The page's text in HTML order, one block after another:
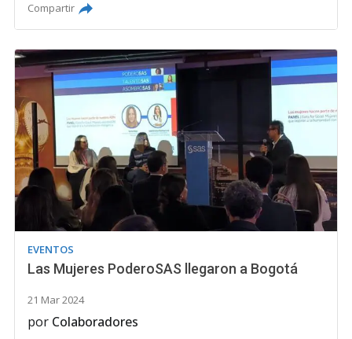
Compartir
EVENTOS
Las Mujeres PoderoSAS llegaron a Bogotá
21 Mar 2024
por Colaboradores